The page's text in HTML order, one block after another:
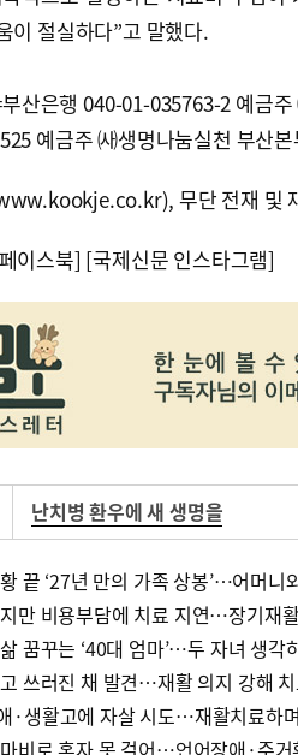
이 절실하다”고 말했다.
산은행 040-01-035763-2 예금
예금주 ㈔생명나눔실천 부산
무단 전재 및
이스북] [국제신문 인스타그램]
난치병 환우에 새 생명을
끝 ‘27년 만의 가족 상봉’…어머니
만 비용부담에 치료 지연…장기재
꿈꾸는 ‘40대 엄마’…두 자녀 생각
쓰러진 채 발견…재활 의지 강해
·생활고에 자살 시도…재활치료하
비로 혼자 못 걸어…언어장애·주거